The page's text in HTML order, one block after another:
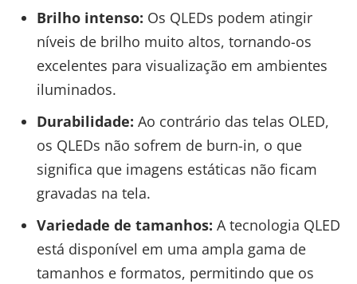
Brilho intenso: Os QLEDs podem atingir
níveis de brilho muito altos, tornando-os
excelentes para visualização em ambientes
iluminados.
Durabilidade: Ao contrário das telas OLED,
os QLEDs não sofrem de burn-in, o que
significa que imagens estáticas não ficam
gravadas na tela.
Variedade de tamanhos: A tecnologia QLED
está disponível em uma ampla gama de
tamanhos e formatos, permitindo que os